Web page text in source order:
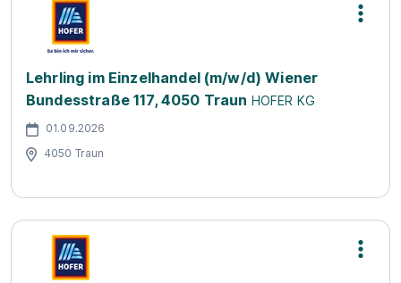
Lehrling im Einzelhandel (m/w/d) Wiener
Bundesstraße 117, 4050 Traun HOFER KG
01.09.2026
4050 Traun